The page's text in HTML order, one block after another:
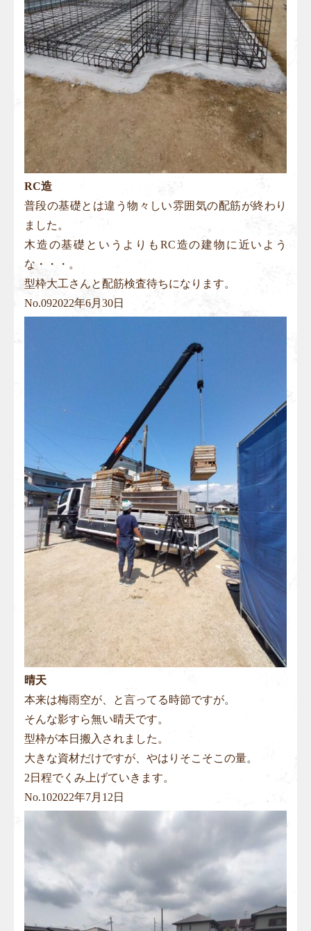
RC造
普段の基礎とは違う物々しい雰囲気の配筋が終わり
ました。
木造の基礎というよりもRC造の建物に近いよう
な・・・。
型枠大工さんと配筋検査待ちになります。
No.092022年6月30日
晴天
本来は梅雨空が、と言ってる時節ですが。
そんな影すら無い晴天です。
型枠が本日搬入されました。
大きな資材だけですが、やはりそこそこの量。
2日程でくみ上げていきます。
No.102022年7月12日